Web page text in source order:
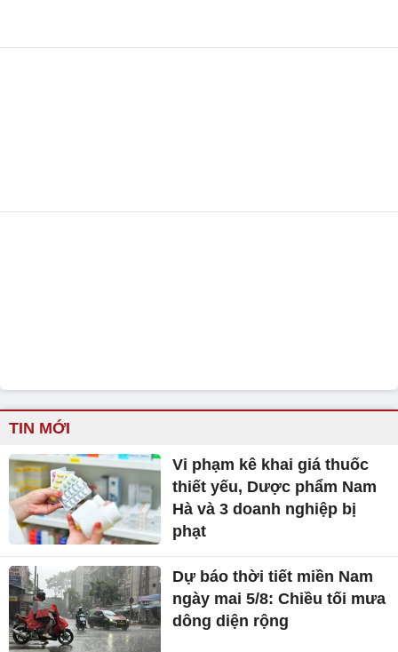
TIN MỚI
Vi phạm kê khai giá thuốc
thiết yếu, Dược phẩm Nam
Hà và 3 doanh nghiệp bị
phạt
Dự báo thời tiết miền Nam
ngày mai 5/8: Chiều tối mưa
dông diện rộng